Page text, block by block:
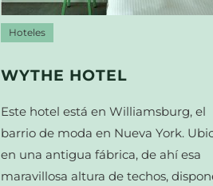
Hoteles
WYTHE HOTEL
Este hotel está en Williamsburg, el
barrio de moda en Nueva York.
en una antigua fábrica, de ahí esa
maravillosa altura de techos,